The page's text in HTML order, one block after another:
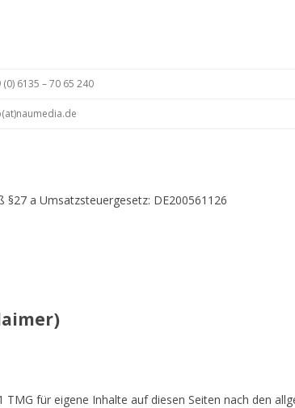
(0) 6135 – 70 65 240
a Umsatzsteuergesetz: DE200561126
für eigene Inhalte auf diesen Seiten nach den